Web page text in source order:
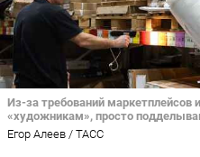
Из-за требований
«художникам», просто
Егор Алеев / ТАСС